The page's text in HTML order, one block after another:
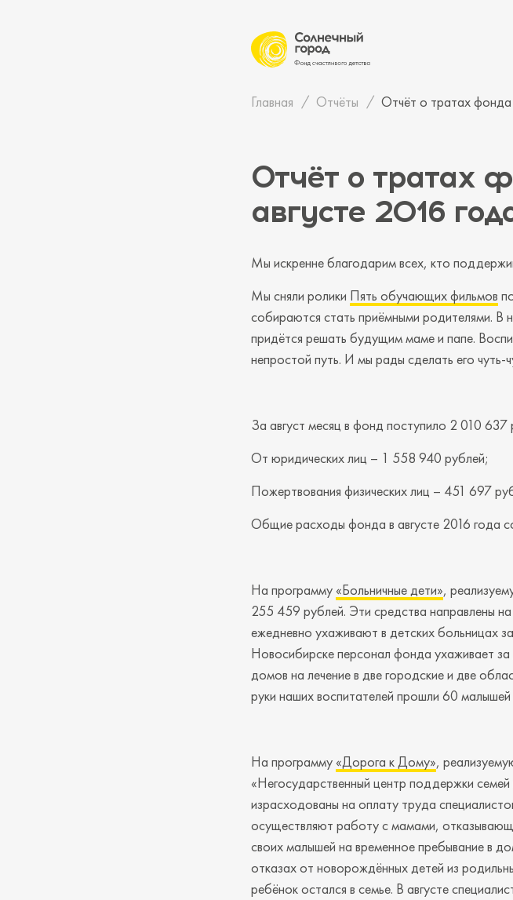
Главная Отчёты Отчёт о тратах фонда
Отчёт о тратах
августе 2016
Мы искренне благодарим всех, кто
Мы сняли ролики Пять обучающих фильмов
собираются стать приёмными родителями. В
придётся решать будущим маме и папе.
непростой путь. И мы рады сделать его чуть-
За август месяц в фонд поступило 2 010 637
От юридических лиц – 1 558 940 рублей;
Пожертвования физических лиц – 451 697
Общие расходы фонда в августе 2016 года
На программу «Больничные дети»,
255 459 рублей. Эти средства направлены
ежедневно ухаживают в детских больницах
Новосибирске персонал фонда ухаживает
домов на лечение в две городские и две
руки наших воспитателей прошли 60
На программу «Дорога к Дому»,
«Негосударственный центр поддержки
израсходованы на оплату труда
осуществляют работу с мамами,
своих малышей на временное пребывание в
отказах от новорождённых детей из
ребёнок остался в семье. В августе